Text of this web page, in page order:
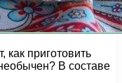
приготовить
В составе